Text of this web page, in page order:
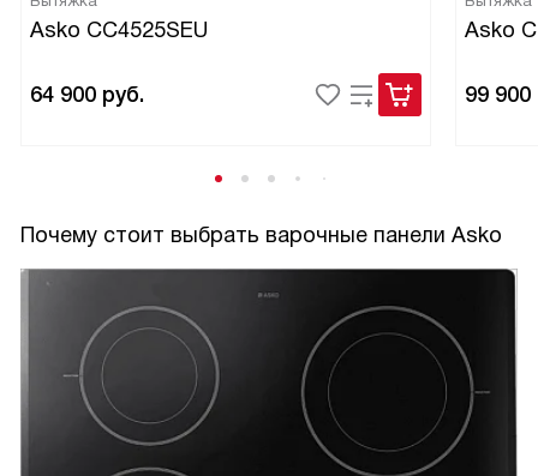
Asko CC4525SEU
64 900 руб.
Asko
99 900
Почему стоит выбрать варочные панели Asko